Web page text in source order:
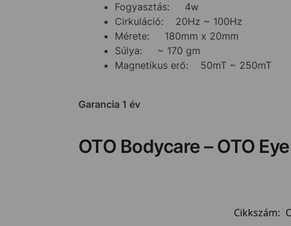
Fogyasztás: 4w
Cirkuláció: 20Hz ~ 100Hz
Mérete: 180mm x 20mm
Súlya: ~ 170 gm
Magnetikus erő: 50mT ~ 250mT
Garancia 1 év
OTO Bodycare – OTO
Cikkszám: